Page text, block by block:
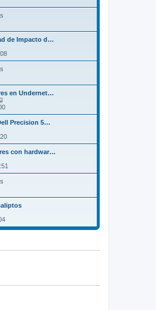
e
a
j
de Impacto d…
en Undernet…
e
r
ú
t
o
m
e
j
e
Precision 5…
con hardwar…
e
r
ú
m
m
e
a